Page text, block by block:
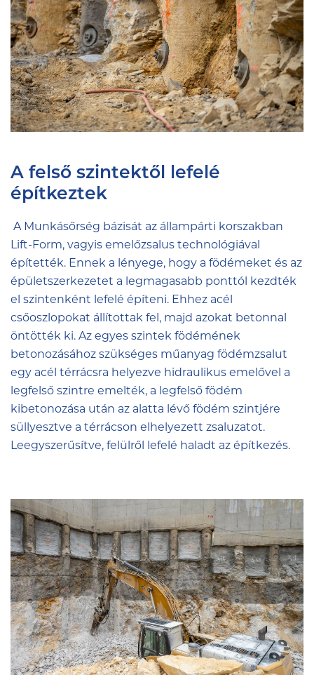
A felső szintektől lefelé
építkeztek
A Munkásőrség bázisát az állampárti korszakban
Lift-Form, vagyis emelőzsalus technológiával
építették. Ennek a lényege, hogy a födémeket és az
épületszerkezetet a legmagasabb ponttól kezdték
el szintenként lefelé építeni. Ehhez acél
csőoszlopokat állítottak fel, majd azokat betonnal
öntötték ki. Az egyes szintek födémének
betonozásához szükséges műanyag födémzsalut
egy acél térrácsra helyezve hidraulikus emelővel a
legfelső szintre emelték, a legfelső födém
kibetonozása után az alatta lévő födém szintjére
süllyesztve a térrácson elhelyezett zsaluzatot.
Leegyszerűsítve, felülről lefelé haladt az építkezés.